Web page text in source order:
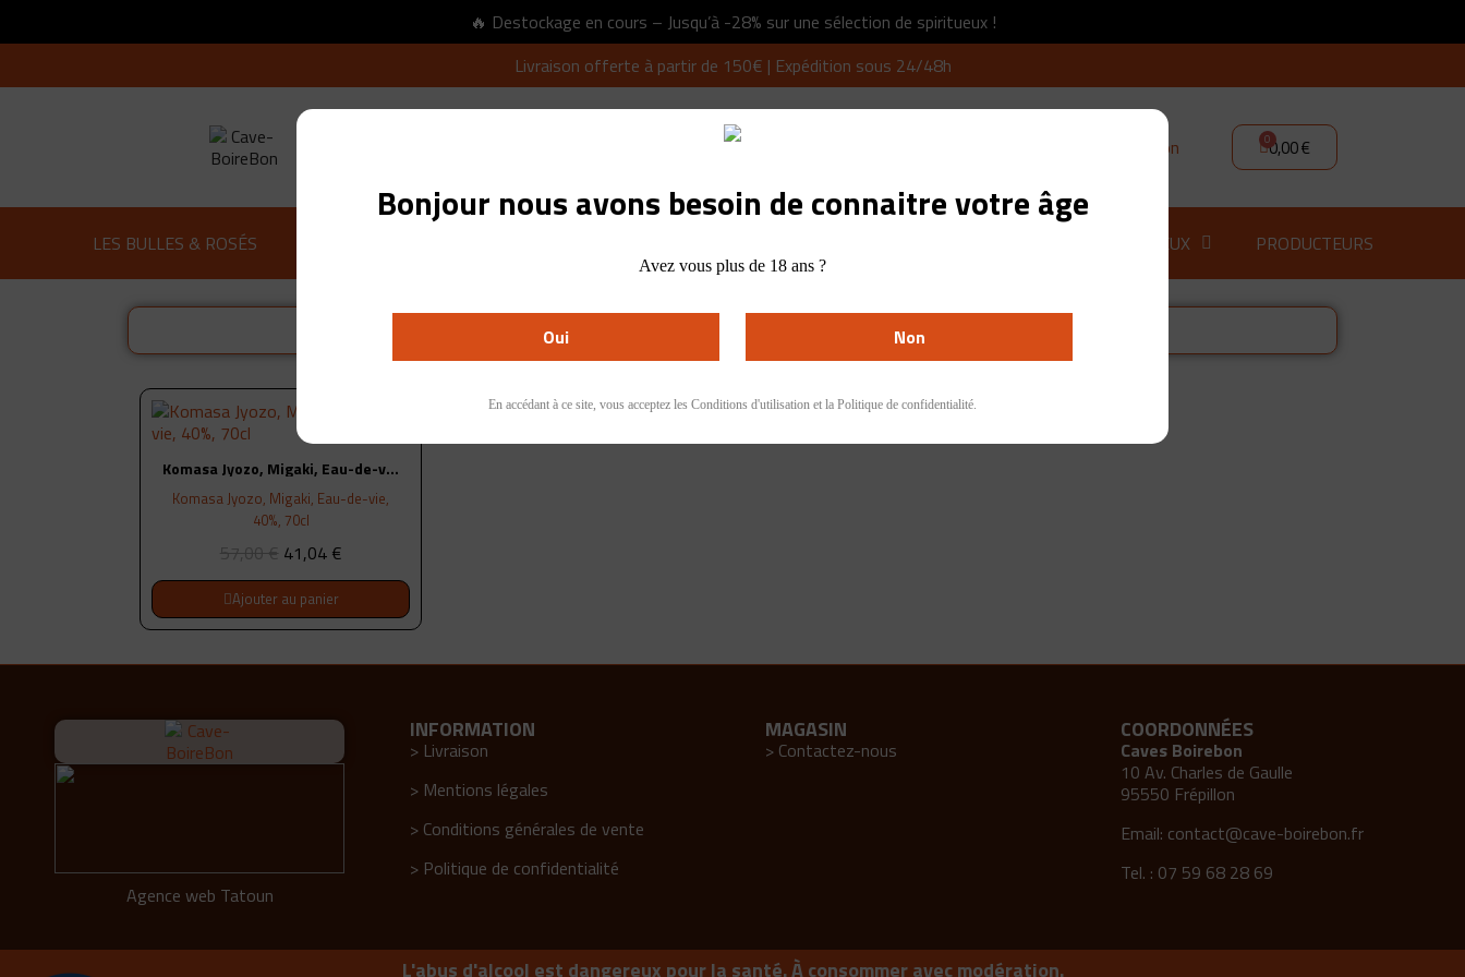
Bonjour nous avons besoin de connaitre votre âge
Avez vous plus de 18 ans ?
Oui Non
En accédant à ce site, vous acceptez les Conditions d'utilisation et la Politique de confidentialité.
🔥 Destockage en cours – Jusqu’à -28% sur une sélection de spiritueux !
Livraison offerte à partir de 150€ | Expédition sous 24/48h
Connexion 0,00 €
LES BULLES & ROSÉS SPIRITUEUX PRODUCTEURS
Komasa Jyozo, Migaki, Eau-de-vie, 40%, 70cl
Komasa Jyozo, Migaki, Eau-de-vie,
40%, 70cl
57,00 € 41,04 €
Ajouter au panier
Agence web Tatoun
INFORMATION
> Livraison
> Mentions légales
> Conditions générales de vente
> Politique de confidentialité
MAGASIN
> Contactez-nous
COORDONNÉES
Caves Boirebon
10 Av. Charles de Gaulle
95550 Frépillon
Email: contact@cave-boirebon.fr
Tel. : 07 59 68 28 69
L'abus d'alcool est dangereux pour la santé. À consommer avec modération.